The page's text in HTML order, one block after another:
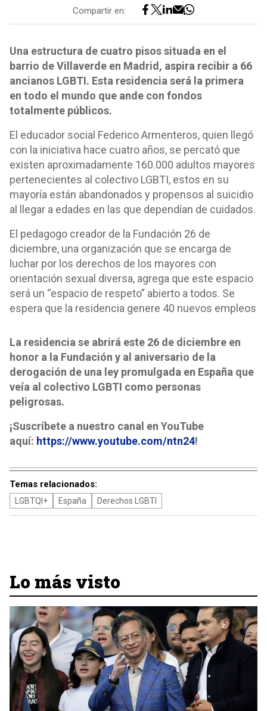
Compartir en:
Una estructura de cuatro pisos situada en el
barrio de Villaverde en Madrid, aspira recibir a 66
ancianos LGBTI. Esta residencia será la primera
en todo el mundo que ande con fondos
totalmente públicos.
El educador social Federico Armenteros, quien llegó
con la iniciativa hace cuatro años, se percató que
existen aproximadamente 160.000 adultos mayores
pertenecientes al colectivo LGBTI, estos en su
mayoría están abandonados y propensos al suicidio
al llegar a edades en las que dependían de cuidados.
El pedagogo creador de la Fundación 26 de
diciembre, una organización que se encarga de
luchar por los derechos de los mayores con
orientación sexual diversa, agrega que este espacio
será un “espacio de respeto” abierto a todos. Se
espera que la residencia genere 40 nuevos empleos
La residencia se abrirá este 26 de diciembre en
honor a la Fundación y al aniversario de la
derogación de una ley promulgada en España que
veía al colectivo LGBTI como personas
peligrosas.
¡Suscríbete a nuestro canal en YouTube
aquí: https://www.youtube.com/ntn24!
Temas relacionados:
LGBTQI+ España Derechos LGBTI
Lo más visto